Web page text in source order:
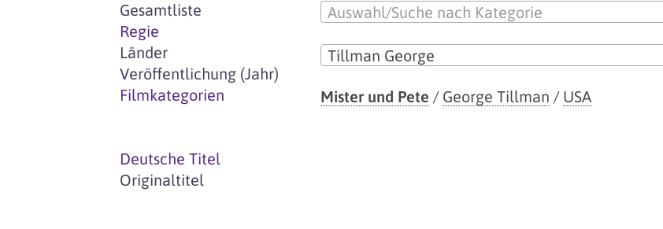
Gesamtliste
Regie
Länder
Veröffentlichung (Jahr)
Filmkategorien
Deutsche Titel
Originaltitel
Auswahl/Suche nach Kategorie
Tillman George
Mister und Pete / George Tillman / USA